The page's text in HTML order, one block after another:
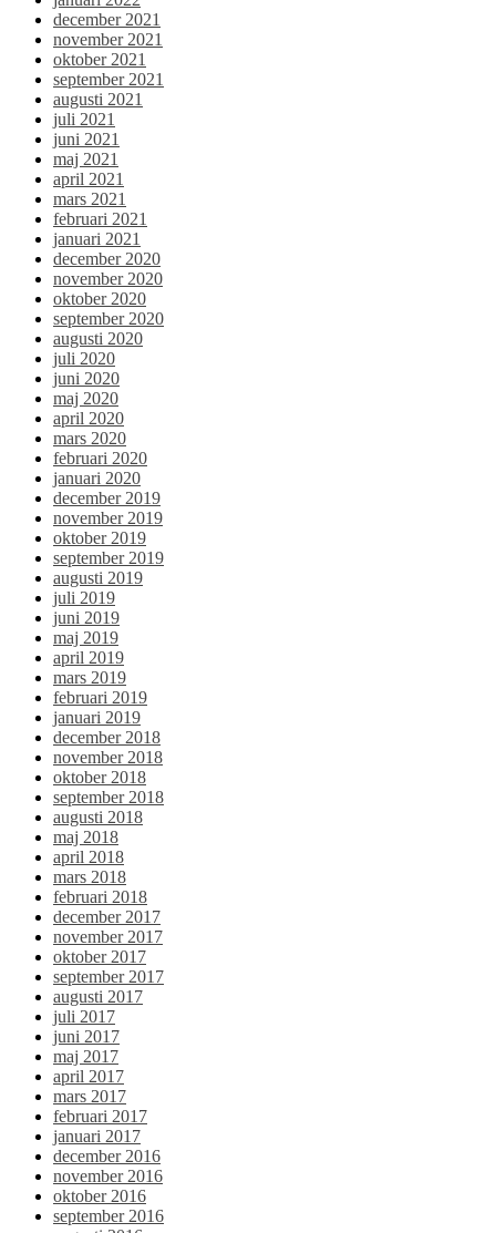
december 2021
november 2021
oktober 2021
september 2021
augusti 2021
juli 2021
juni 2021
maj 2021
april 2021
mars 2021
februari 2021
januari 2021
december 2020
november 2020
oktober 2020
september 2020
augusti 2020
juli 2020
juni 2020
maj 2020
april 2020
mars 2020
februari 2020
januari 2020
december 2019
november 2019
oktober 2019
september 2019
augusti 2019
juli 2019
juni 2019
maj 2019
april 2019
mars 2019
februari 2019
januari 2019
december 2018
november 2018
oktober 2018
september 2018
augusti 2018
maj 2018
april 2018
mars 2018
februari 2018
december 2017
november 2017
oktober 2017
september 2017
augusti 2017
juli 2017
juni 2017
maj 2017
april 2017
mars 2017
februari 2017
januari 2017
december 2016
november 2016
oktober 2016
september 2016